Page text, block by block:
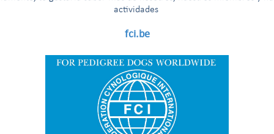
actividades
fci.be
que la habilidad del Sr Landarte, su know-how, su sentido
lugar a dudas, un aporte para el Comité General y la FCI en
con él.
miembro del Comité General de la FCI)y recalcar su constante
beneficio del bienestar y la salud de los perros con pedigrí
honor poder cooperar con el Dr Payró durante todos estos años.
el fin de nuestra colaboración.
!